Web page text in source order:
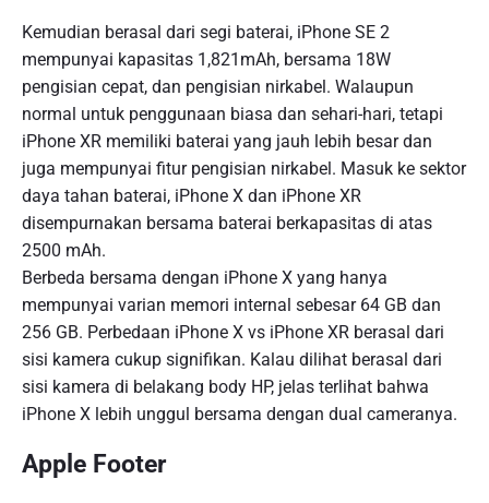
Kemudian berasal dari segi baterai, iPhone SE 2
mempunyai kapasitas 1,821mAh, bersama 18W
pengisian cepat, dan pengisian nirkabel. Walaupun
normal untuk penggunaan biasa dan sehari-hari, tetapi
iPhone XR memiliki baterai yang jauh lebih besar dan
juga mempunyai fitur pengisian nirkabel. Masuk ke sektor
daya tahan baterai, iPhone X dan iPhone XR
disempurnakan bersama baterai berkapasitas di atas
2500 mAh.
Berbeda bersama dengan iPhone X yang hanya
mempunyai varian memori internal sebesar 64 GB dan
256 GB. Perbedaan iPhone X vs iPhone XR berasal dari
sisi kamera cukup signifikan. Kalau dilihat berasal dari
sisi kamera di belakang body HP, jelas terlihat bahwa
iPhone X lebih unggul bersama dengan dual cameranya.
Apple Footer